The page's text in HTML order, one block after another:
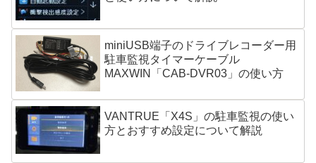
miniUSB端子のドライブレコーダー用
駐車監視タイマーケーブル
MAXWIN「CAB-DVR03」の使い方
VANTRUE「X4S」の駐車監視の使い
方とおすすめ設定について解説